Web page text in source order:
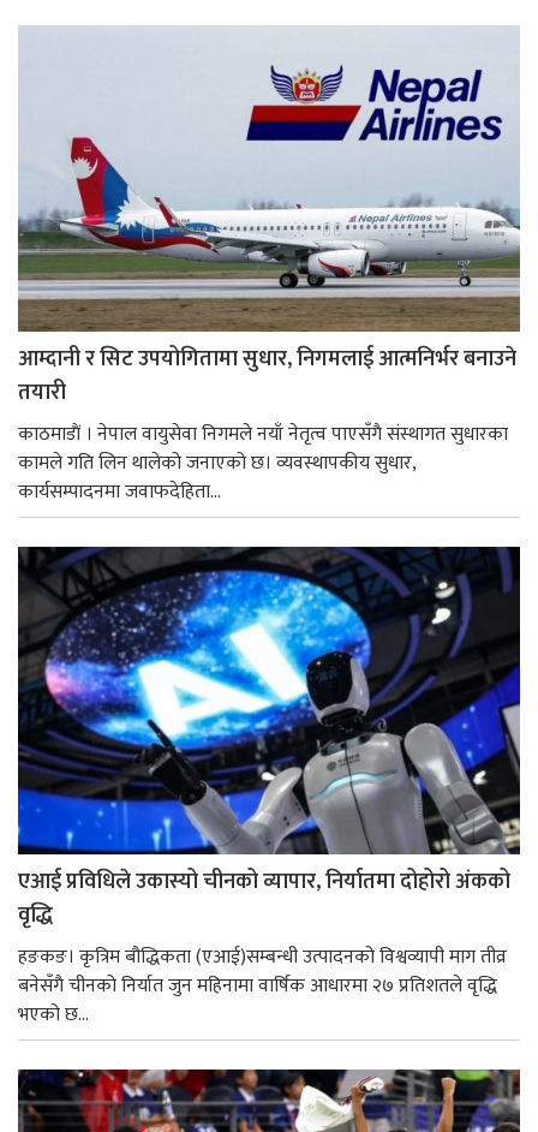
आम्दानी र सिट उपयोगितामा सुधार, निगमलाई आत्मनिर्भर बनाउने
तयारी
काठमाडाैं । नेपाल वायुसेवा निगमले नयाँ नेतृत्व पाएसँगै संस्थागत सुधारका
कामले गति लिन थालेको जनाएको छ। व्यवस्थापकीय सुधार,
कार्यसम्पादनमा जवाफदेहिता...
एआई प्रविधिले उकास्यो चीनको व्यापार, निर्यातमा दोहोरो अंकको
वृद्धि
हङकङ। कृत्रिम बौद्धिकता (एआई)सम्बन्धी उत्पादनको विश्वव्यापी माग तीव्र
बनेसँगै चीनको निर्यात जुन महिनामा वार्षिक आधारमा २७ प्रतिशतले वृद्धि
भएको छ...